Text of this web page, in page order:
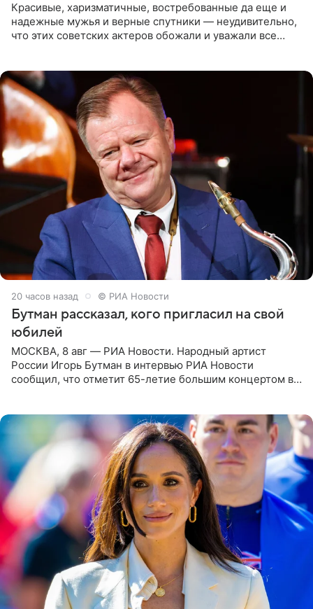
Красивые, харизматичные, востребованные да еще и
надежные мужья и верные спутники — неудивительно,
что этих советских актеров обожали и уважали все
20 часов назад © РИА Новости
Бутман рассказал, кого пригласил на свой
юбилей
МОСКВА, 8 авг — РИА Новости. Народный артист
России Игорь Бутман в интервью РИА Новости
сообщил, что отметит 65-летие большим концертом в